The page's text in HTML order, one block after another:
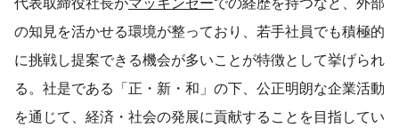
の知見を活かせる環境が整っており、若手社員でも積極的
に挑戦し提案できる機会が多いことが特徴として挙げられ
る。社是である「正・新・和」の下、公正明朗な企業活動
を通じて、経済・社会の発展に貢献することを目指してい